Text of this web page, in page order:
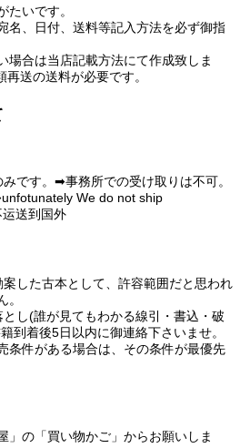
たいです。
名、日付、送料等記入方法を必ず御指
場合は当店記載方法にて作成致しま
送の送料が必要です。
です。➡事務所での受け取りは不可。
We do not ship
送到国外
した古本として、許容範囲だと思われ
。
し(誰が見てもわかる線引・書込・破
到着後5日以内に御連絡下さいませ。
条件がある場合は、その条件が最優先
」の「買い物かご」からお願いしま